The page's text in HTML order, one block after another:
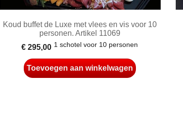
Koud buffet de Luxe met vlees en vis voor 10
personen. Artikel 11069
€ 295,00 1 schotel voor 10 personen
Toevoegen aan winkelwagen